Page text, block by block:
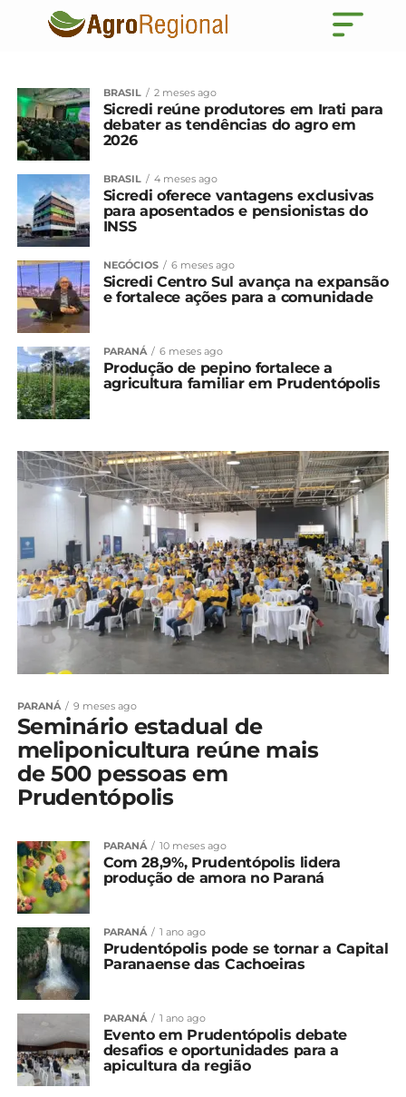
BRASIL 2 meses ago
Sicredi reúne produtores em Irati para
debater as tendências do agro em
2026
BRASIL 4 meses ago
Sicredi oferece vantagens exclusivas
para aposentados e pensionistas do
INSS
NEGÓCIOS 6 meses ago
Sicredi Centro Sul avança na expansão
e fortalece ações para a comunidade
PARANÁ 6 meses ago
Produção de pepino fortalece a
agricultura familiar em Prudentópolis
PARANÁ 9 meses ago
Seminário estadual de
meliponicultura reúne mais
de 500 pessoas em
Prudentópolis
PARANÁ 10 meses ago
Com 28,9%, Prudentópolis lidera
produção de amora no Paraná
PARANÁ 1 ano ago
Prudentópolis pode se tornar a Capital
Paranaense das Cachoeiras
PARANÁ 1 ano ago
Evento em Prudentópolis debate
desafios e oportunidades para a
apicultura da região